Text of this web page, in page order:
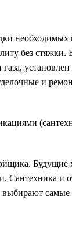
без
и
Будущие
Сантехника и
выбирают